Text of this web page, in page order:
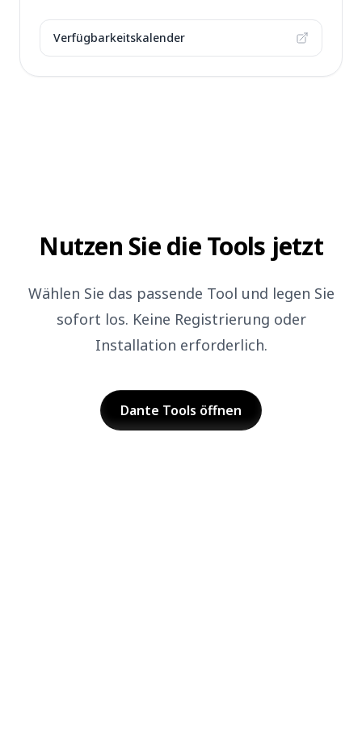
Verfügbarkeitskalender
Nutzen Sie die Tools jetzt
Wählen Sie das passende Tool und legen Sie
sofort los. Keine Registrierung oder
Installation erforderlich.
Dante Tools öffnen